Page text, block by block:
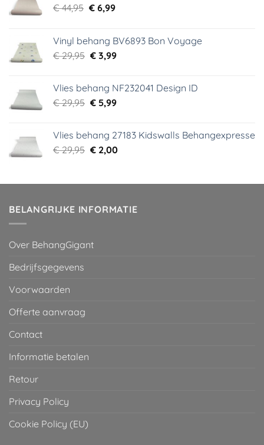
€44,95 Oorspronkelijke
€ 44,95.
€6,99Huidige
€ 6,99.
Vinyl behang BV6893 Bon Voyage
€29,95 Oorspronkelijke
€ 29,95.
€3,99Huidige
€ 3,99.
Vlies behang NF232041 Design ID
€29,95 Oorspronkelijke
€ 29,95.
€5,99Huidige
€ 5,99.
Vlies behang 27183 Kidswalls Behangexpresse
€29,95 Oorspronkelijke
€ 29,95.
€2,00Huidige
€ 2,00.
BELANGRIJKE INFORMATIE
Over BehangGigant
Bedrijfsgegevens
Voorwaarden
Offerte aanvraag
Contact
Informatie betalen
Retour
Privacy Policy
Cookie Policy (EU)